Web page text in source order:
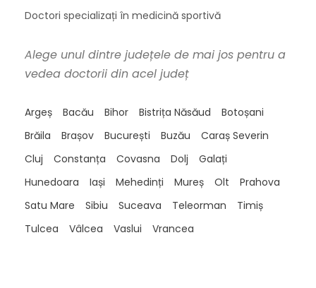
Doctori specializați în medicină sportivă
Alege unul dintre județele de mai jos pentru a
vedea doctorii din acel județ
Argeș Bacău Bihor Bistrița Năsăud
Botoșani
Brăila
Brașov București Buzău
Caraș Severin
Cluj
Constanța Covasna Dolj
Galați
Hunedoara
Iași Mehedinți Mureș Olt
Prahova
Satu Mare
Sibiu Suceava Teleorman
Timiș
Tulcea
Vâlcea Vaslui Vrancea